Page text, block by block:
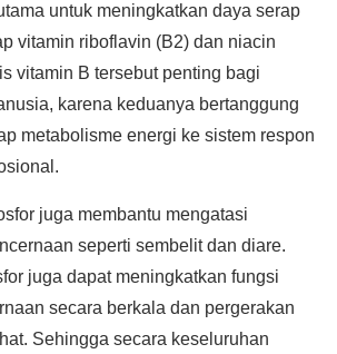
untuk meningkatkan daya serap
vitamin riboflavin (B2) dan niacin
vitamin B tersebut penting bagi
karena keduanya bertanggung
metabolisme energi ke sistem respon
juga membantu mengatasi
seperti sembelit dan diare.
juga dapat meningkatkan fungsi
secara berkala dan pergerakan
Sehingga secara keseluruhan